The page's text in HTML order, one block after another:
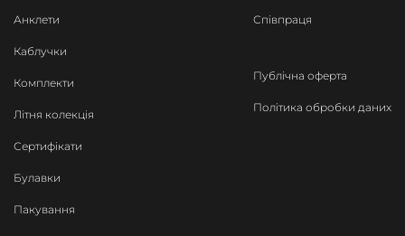
Анклети
Каблучки
Комплекти
Літня колекція
Сертифікати
Булавки
Пакування
Співпраця
Публічна оферта
Політика обробки даних